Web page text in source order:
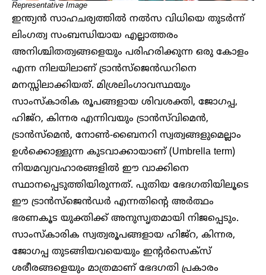
Representative Image
ഇന്ത്യൻ സാഹചര്യത്തിൽ നൽസ വിധിയെ തുടർന്ന്
ലിംഗത്വ സംബന്ധിയായ എല്ലാത്തരം
അനിശ്ചിതത്വങ്ങളെയും പരിഹരിക്കുന്ന ഒരു കോളം
എന്ന നിലയിലാണ് ട്രാൻസ്ജെൻഡറിനെ
മനസ്സിലാക്കിയത്. മിശ്രലിംഗാവസ്ഥയും
സാംസ്കാരിക രൂപങ്ങളായ ശിവശക്തി, ജോഗപ്പ,
ഹിജ്റ, കിന്നര എന്നിവയും ട്രാൻസ്‌വിമെൻ,
ട്രാൻസ്മെൻ, നോൺ-ബൈനറി സ്വത്വങ്ങളുമെല്ലാം
ഉൾക്കൊള്ളുന്ന കുടവാക്കായാണ് (Umbrella term)
നിയമവ്യവഹാരങ്ങളിൽ ഈ വാക്കിനെ
സ്ഥാനപ്പെടുത്തിയിരുന്നത്. പുതിയ ഭേദഗതിയിലൂടെ
ഈ ട്രാൻസ്ജെൻഡർ എന്നതിൻ്റെ അർത്ഥം
ഭരണകൂട യുക്തിക്ക് അനുസൃതമായി നിജപ്പെടും.
സാംസ്കാരിക സ്വത്വരൂപങ്ങളായ ഹിജ്റ, കിന്നര,
ജോഗപ്പ തുടങ്ങിയവയെയും ഇൻ്റർസെക്സ്
ശരീരങ്ങളെയും മാത്രമാണ് ഭേദഗതി പ്രകാരം